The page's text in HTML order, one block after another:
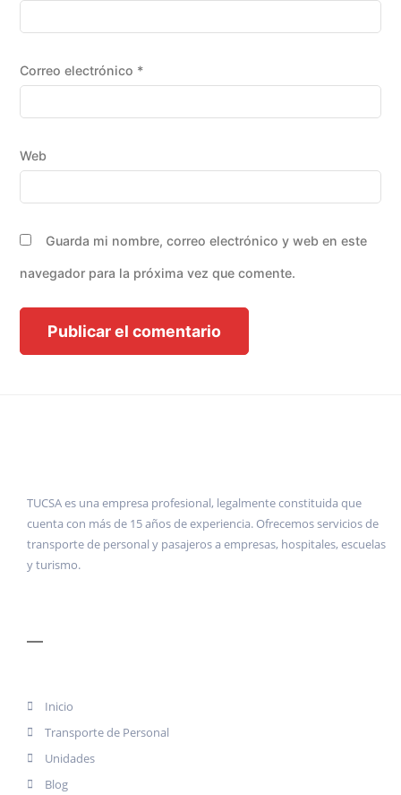
Correo electrónico *
Web
Guarda mi nombre, correo electrónico y web en este
navegador para la próxima vez que comente.
TUCSA es una empresa profesional, legalmente constituida que
cuenta con más de 15 años de experiencia. Ofrecemos servicios de
transporte de personal y pasajeros a empresas, hospitales, escuelas
y turismo.
Inicio
Transporte de Personal
Unidades
Blog